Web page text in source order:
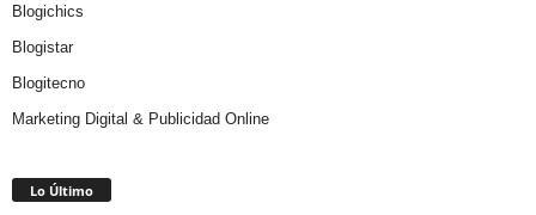
Blogichics
Blogistar
Blogitecno
Marketing Digital & Publicidad Online
Lo Último